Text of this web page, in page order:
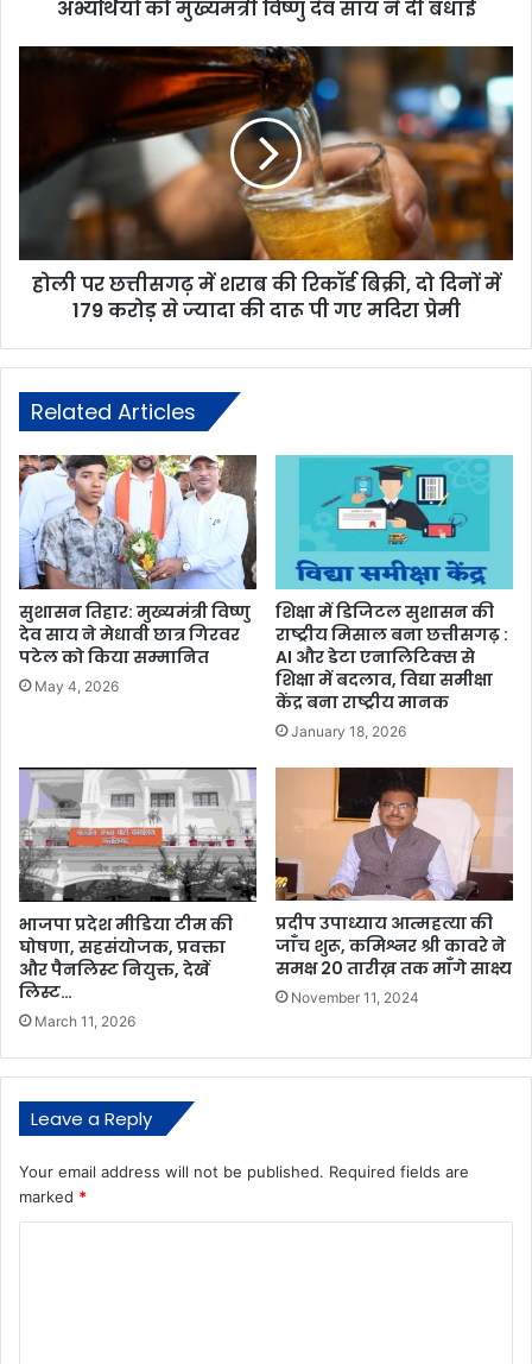
अभ्यर्थियों को मुख्यमंत्री विष्णु देव साय ने दी बधाई
होली पर छत्तीसगढ़ में शराब की रिकॉर्ड बिक्री, दो दिनों में
179 करोड़ से ज्यादा की दारू पी गए मदिरा प्रेमी
Related Articles
सुशासन तिहार: मुख्यमंत्री विष्णु
देव साय ने मेधावी छात्र गिरवर
पटेल को किया सम्मानित
May 4, 2026
शिक्षा में डिजिटल सुशासन की
राष्ट्रीय मिसाल बना छत्तीसगढ़ :
AI और डेटा एनालिटिक्स से
शिक्षा में बदलाव, विद्या समीक्षा
केंद्र बना राष्ट्रीय मानक
January 18, 2026
भाजपा प्रदेश मीडिया टीम की
घोषणा, सहसंयोजक, प्रवक्ता
और पैनलिस्ट नियुक्त, देखें
लिस्ट…
March 11, 2026
प्रदीप उपाध्याय आत्महत्या की
जाँच शुरू, कमिश्नर श्री कावरे ने
समक्ष 20 तारीख़ तक माँगे साक्ष्य
November 11, 2024
Leave a Reply
Your email address will not be published. Required fields are
marked *